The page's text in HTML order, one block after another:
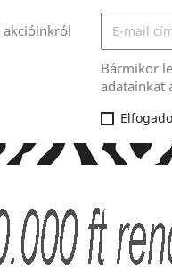
akcióinkról
Bármikor
adatainkat